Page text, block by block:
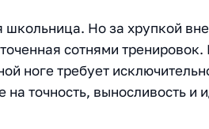
Но за хрупкой
сотнями
ноге требует
точность, выносливость и